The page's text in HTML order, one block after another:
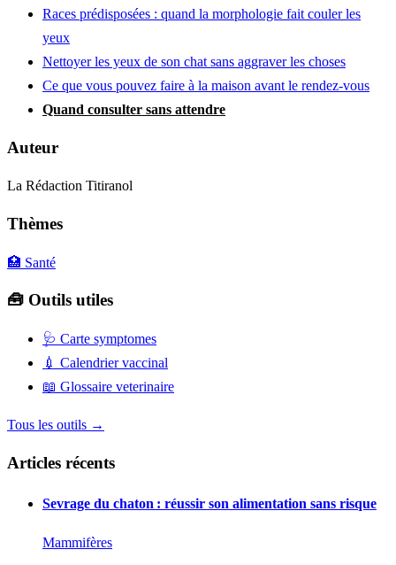
Races prédisposées : quand la morphologie fait couler les
yeux
Nettoyer les yeux de son chat sans aggraver les choses
Ce que vous pouvez faire à la maison avant le rendez-vous
Quand consulter sans attendre
Auteur
La Rédaction Titiranol
Thèmes
🏥 Santé
🧰 Outils utiles
🩺 Carte symptomes
💉 Calendrier vaccinal
📖 Glossaire veterinaire
Tous les outils →
Articles récents
Sevrage du chaton : réussir son alimentation sans risque
Mammifères